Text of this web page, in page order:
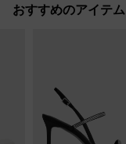
おすすめのアイテム